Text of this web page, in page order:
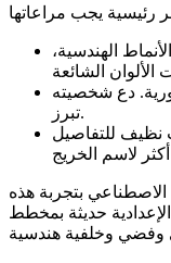
الهندسية،
دع شخصيته
تبرز.
نظيف للتفاصيل
الاصطناعي بتجربة هذه
حديثة بمخطط